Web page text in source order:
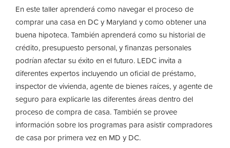
En este taller aprenderá como navegar el proceso de
comprar una casa en DC y Maryland y como obtener una
buena hipoteca. También aprenderá como su historial de
crédito, presupuesto personal, y finanzas personales
podrían afectar su éxito en el futuro. LEDC invita a
diferentes expertos incluyendo un oficial de préstamo,
inspector de vivienda, agente de bienes raíces, y agente de
seguro para explicarle las diferentes áreas dentro del
proceso de compra de casa. También se provee
información sobre los programas para asistir compradores
de casa por primera vez en MD y DC.